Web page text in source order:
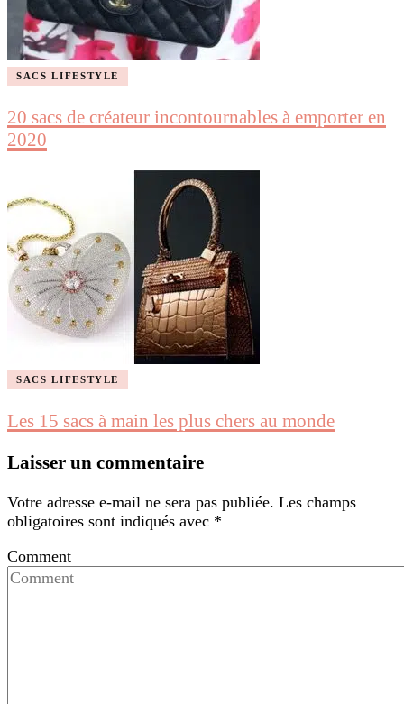
SACS LIFESTYLE
20 sacs de créateur incontournables à emporter en
2020
SACS LIFESTYLE
Les 15 sacs à main les plus chers au monde
Laisser un commentaire
Votre adresse e-mail ne sera pas publiée. Les champs
obligatoires sont indiqués avec *
Comment